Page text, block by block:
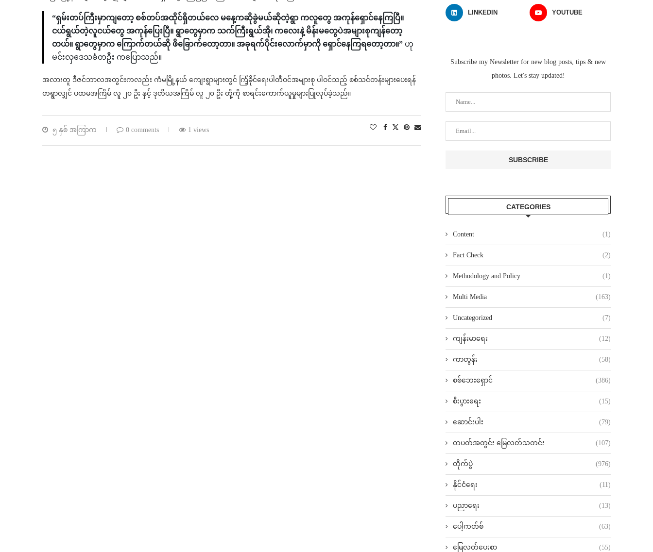
“ရှမ်းတပ်ကြီးမှာကျတော့ စစ်တပ်အထိုင်ရှိတယ်လေ မနေ့ကဆိုခွဲမယ်ဆိုတဲ့ရွာ ကလူတွေ အကုန်ရှောင်နေကြပြီ။
ငယ်ရွယ်တဲ့လူငယ်တွေ အကုန်ပြေးပြီ။ ရွာတွေမှာက သက်ကြီးရွယ်အို၊ ကလေးနဲ့ မိန်းမတွေပဲအများစုကျန်တော့
တယ်။ ရွာတွေမှာက ကြောက်တယ်ဆို ဖိခြောက်တော့တာ။ အခုရက်ပိုင်းလောက်မှာကို ရှောင်နေကြရတော့တာ။” ဟု
မင်းလှဒေသခံတဦး ကပြောသည်။
အလားတူ ဒီဇင်ဘာလအတွင်းကလည်း ကံမမြို့နယ် ကျေးရွာများတွင် ကြံ့ခိုင်ရေးပါတီဝင်အများစု ပါဝင်သည့် စစ်သင်တန်းများပေးရန်
တရွာလျှင် ပထမအကြိမ် လူ ၂၀ ဦး နှင့် ဒုတိယအကြိမ် လူ ၂၀ ဦး တို့ကို စာရင်းကောက်ယူမှုများပြုလုပ်ခဲ့သည်။
၅ နှစ် အကြာက 0 comments 1 views
LINKEDIN YOUTUBE
Subscribe my Newsletter for new blog posts, tips & new
photos. Let's stay updated!
CATEGORIES
Content (1)
Fact Check (2)
Methodology and Policy (1)
Multi Media (163)
Uncategorized (7)
ကျန်းမာရေး (12)
ကာတွန်း (58)
စစ်ဘေးရှောင် (386)
စီးပွားရေး (15)
ဆောင်းပါး (79)
တပတ်အတွင်း မြေလတ်သတင်း (107)
တိုက်ပွဲ (976)
နိုင်ငံရေး (11)
ပညာရေး (13)
ပေါ့ကတ်စ် (63)
မြေလတ်ပေးစာ (55)